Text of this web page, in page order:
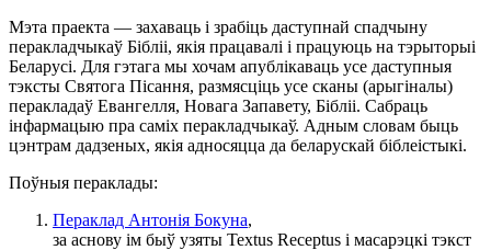
Мэта праекта — захаваць і зрабіць даступнай спадчыну
перакладчыкаў Бібліі, якія працавалі і працуюць на тэрыторыі
Беларусі. Для гэтага мы хочам апублікаваць усе даступныя
тэксты Святога Пісання, размясціць усе сканы (арыгіналы)
перакладаў Евангелля, Новага Запавету, Бібліі. Сабраць
інфармацыю пра саміх перакладчыкаў. Адным словам быць
цэнтрам дадзеных, якія адносяцца да беларускай біблеістыкі.
Поўныя пераклады:
Пераклад Антонія Бокуна,
за аснову ім быў узяты Textus Receptus і масарэцкі тэкст